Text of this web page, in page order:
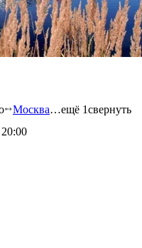
Москва…ещё 1свернуть
20:00